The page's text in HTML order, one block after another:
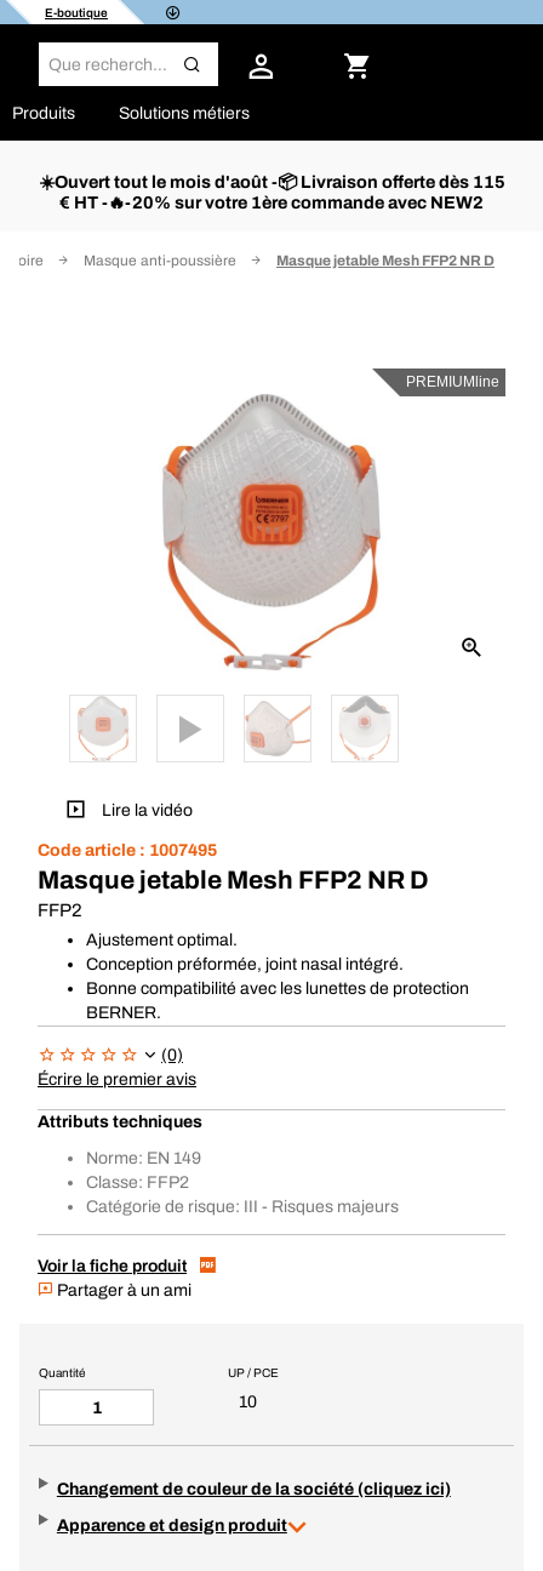
E-boutique
Produits Solutions métiers
☀️Ouvert tout le mois d'août -📦 Livraison offerte dès 115
€ HT -🔥-20% sur votre 1ère commande avec NEW2
Masque anti-poussière Masque jetable Mesh FFP2 NR D
PREMIUMline
Lire la vidéo
Code article : 1007495
Masque jetable Mesh FFP2 NR D
FFP2
Ajustement optimal.
Conception préformée, joint nasal intégré.
Bonne compatibilité avec les lunettes de protection
BERNER.
(0)
Écrire le premier avis
Attributs techniques
Norme: EN 149
Classe: FFP2
Catégorie de risque: III - Risques majeurs
Voir la fiche produit
Partager à un ami
UP / PCE
10
Quantité
Changement de couleur de la société (cliquez ici)
Apparence et design produit